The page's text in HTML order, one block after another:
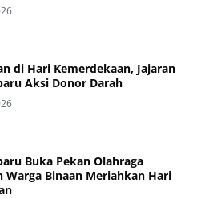
di Hari Kemerdekaan, Jajaran
Aksi Donor Darah
Buka Pekan Olahraga
Warga Binaan Meriahkan Hari